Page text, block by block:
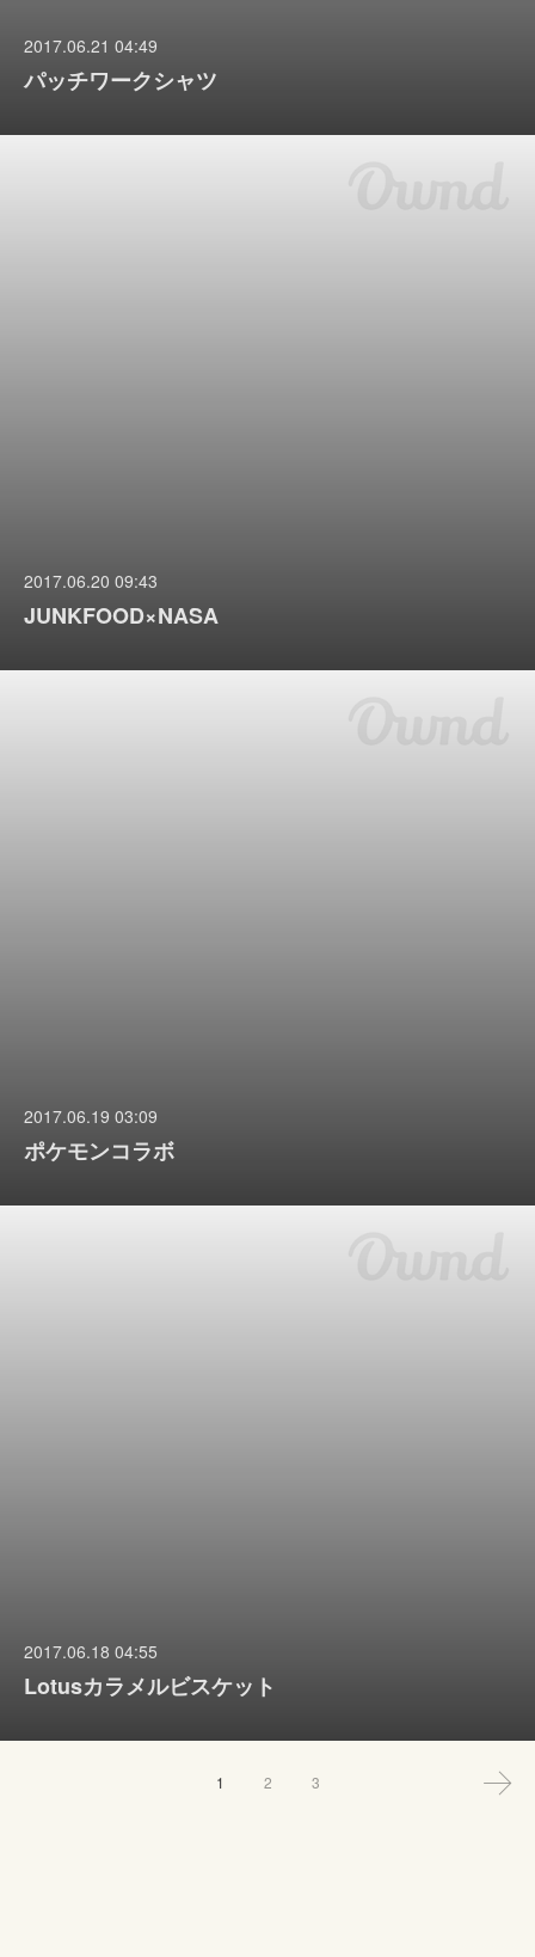
2017.06.21 04:49
パッチワークシャツ
2017.06.20 09:43
JUNKFOOD×NASA
2017.06.19 03:09
ポケモンコラボ
2017.06.18 04:55
Lotusカラメルビスケット
1 2 3